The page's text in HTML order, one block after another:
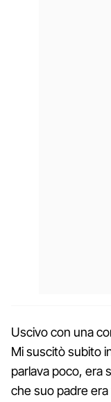
Uscivo con una
Mi suscitò subito
parlava poco, era
che suo padre